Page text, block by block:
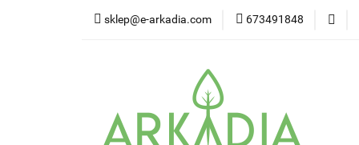
sklep@e-arkadia.com 673491848
Kategorie